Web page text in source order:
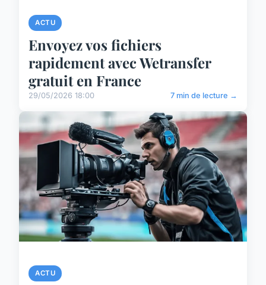
ACTU
Envoyez vos fichiers
rapidement avec Wetransfer
gratuit en France
29/05/2026 18:00 7 min de lecture →
ACTU